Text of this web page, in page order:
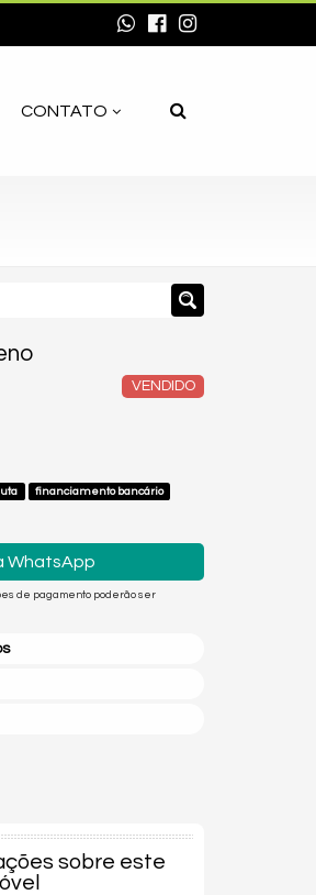
CONTATO
VENDIDO
financiamento bancário
WhatsApp
de pagamento poderão ser
sobre este